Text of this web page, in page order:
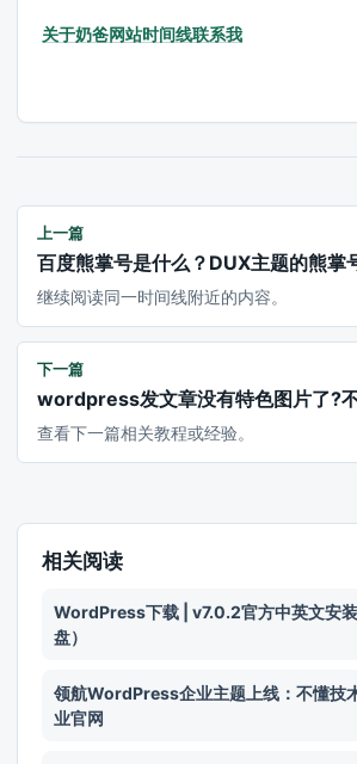
关于奶爸网站时间线联系我
上一篇
百度熊掌号是什么？DUX主题的熊掌
继续阅读同一时间线附近的内容。
下一篇
wordpress发文章没有特色图片了?
查看下一篇相关教程或经验。
相关阅读
WordPress下载 | v7.0.2官方中英文安
盘）
领航WordPress企业主题上线：不懂技
业官网